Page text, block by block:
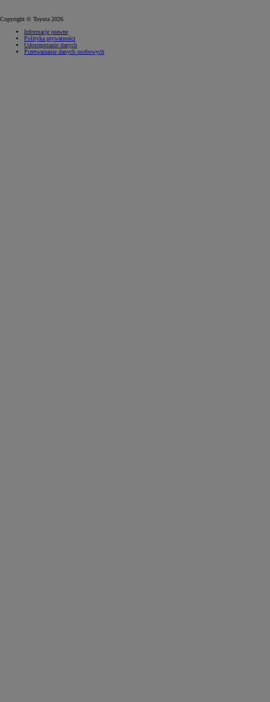
Copyright © Toyota 2026
Informacje prawne
Polityka prywatności
Udostępnianie danych
Przetwarzanie danych osobowych